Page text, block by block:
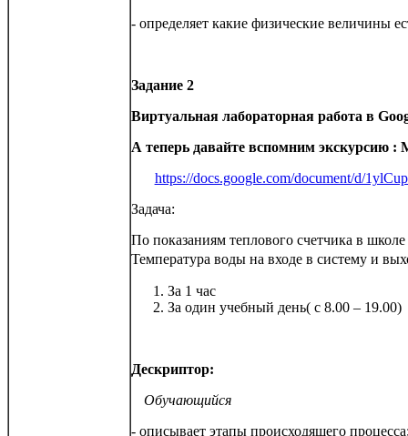
- определяет какие физические величины
Задание 2
Виртуальная лабораторная работа в
А теперь давайте вспомним экскурсию
https://docs.google.com/document/d/
Задача:
По показаниям теплового счетчика в
Температура воды на входе в систему и
За 1 час
За один учебный день( с 8.00 – 19.00)
Дескриптор:
Обучающийся
- описывает этапы происходящего